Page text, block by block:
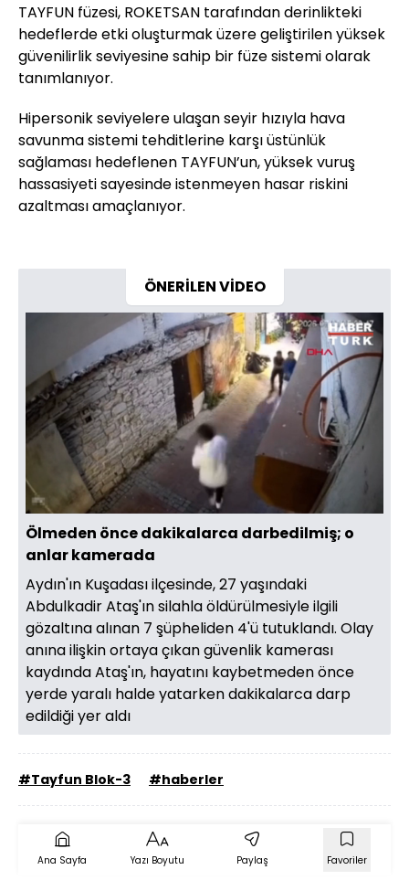
TAYFUN füzesi, ROKETSAN tarafından derinlikteki
hedeflerde etki oluşturmak üzere geliştirilen yüksek
güvenilirlik seviyesine sahip bir füze sistemi olarak
tanımlanıyor.
Hipersonik seviyelere ulaşan seyir hızıyla hava
savunma sistemi tehditlerine karşı üstünlük
sağlaması hedeflenen TAYFUN’un, yüksek vuruş
hassasiyeti sayesinde istenmeyen hasar riskini
azaltması amaçlanıyor.
ÖNERİLEN VİDEO
Sesi
Aç
Yüklendi
87.79%
Oynatma
Hızı
Ölmeden önce dakikalarca darbedilmiş; o
anlar kamerada
Aydın'ın Kuşadası ilçesinde, 27 yaşındaki
Abdulkadir Ataş'ın silahla öldürülmesiyle ilgili
gözaltına alınan 7 şüpheliden 4'ü tutuklandı. Olay
anına ilişkin ortaya çıkan güvenlik kamerası
kaydında Ataş'ın, hayatını kaybetmeden önce
yerde yaralı halde yatarken dakikalarca darp
edildiği yer aldı
#Tayfun Blok-3 #haberler
Ana Sayfa Yazı Boyutu Paylaş Favoriler